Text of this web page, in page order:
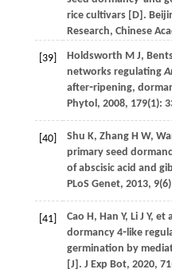
rice cultivars [D].
Research, Chinese
[39] Holdsworth M J,
networks regulating
after⁃ripening,
Phytol, 2008, 179(1):
[40] Shu K, Zhang H W,
primary seed
of abscisic acid and
PLoS Genet, 2013, 9
[41] Cao H, Han Y, Li J Y, et
dormancy 4⁃like
germination by
[J]. J Exp Bot, 2020, 71